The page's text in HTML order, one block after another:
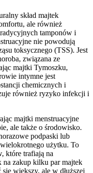
skład majtek
ale również
tamponów i
nie powodują
toksycznego (TSS). Jest
związana ze
majtki Tymoszku,
intymne jest
chemicznych i
również ryzyko infekcji i
majtki menstruacyjne
ale także o środowisko.
podpaski lub
użytku. To
które trafiają na
zakup kilku par majtek
większy, ale w dłuższej